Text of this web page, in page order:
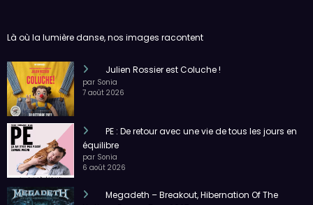
Là où la lumière danse, nos images racontent
Julien Rossier est Coluche !
par Sonia
7 août 2026
PE : De retour avec une vie de tous les jours en
équilibre
par Sonia
6 août 2026
Megadeth – Breakout, Hibernation Of The